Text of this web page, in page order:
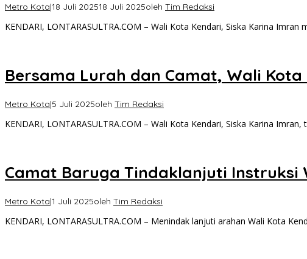
Metro Kota|18 Juli 202518 Juli 2025oleh Tim Redaksi
KENDARI, LONTARASULTRA.COM – Wali Kota Kendari, Siska Karina Imran
Bersama Lurah dan Camat, Wali
Metro Kota|5 Juli 2025oleh Tim Redaksi
KENDARI, LONTARASULTRA.COM – Wali Kota Kendari, Siska Karina
Camat Baruga Tindaklanjuti Instruksi
Metro Kota|1 Juli 2025oleh Tim Redaksi
KENDARI, LONTARASULTRA.COM – Menindak lanjuti arahan Wali Kota